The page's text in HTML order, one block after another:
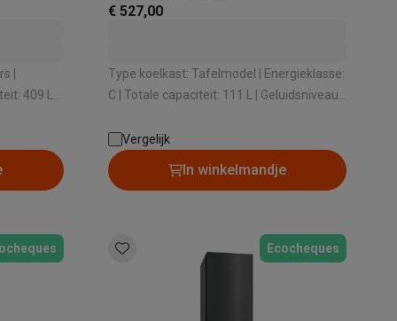
Fold8
|
€ 527,00
Type koelkast: Tafelmodel | Energieklasse:
C | Totale capaciteit: 111 L | Geluidsniveau:
Vergelijk
In winkelmandje
Ecocheques